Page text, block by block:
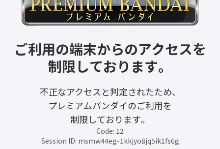
ご利用の端末からのアクセスを
制限しております。
不正なアクセスと判定されたため、
プレミアムバンダイのご利用を
制限しております。
Code: 12
Session ID: msmw44eg-1kkjyo8jq5ik1fs6g